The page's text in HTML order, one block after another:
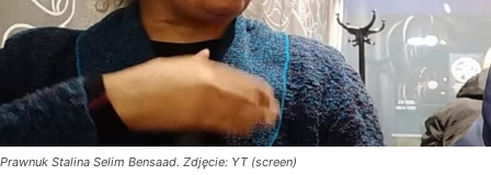
Prawnuk Stalina Selim Bensaad. Zdjęcie: YT (screen)